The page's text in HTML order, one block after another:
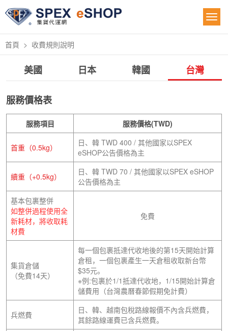
首頁 收費規則說明
美國 日本 韓國 台灣
服務價格表
服務項目 服務價格(TWD)
首重（0.5kg）
日、韓 TWD 400 / 其他國家以SPEX
eSHOP公告價格為主
續重（+0.5kg）
日、韓 TWD 70 / 其他國家以SPEX eSHOP
公告價格為主
基本包裹整併
如整併過程使用全
新耗材，將收取耗
材費
免費
集貨倉儲
（免費14天）
每一個包裹抵達代收地後的第15天開始計算
倉租，一個包裹產生一天倉租收取新台幣
$35元。
※例:包裹於1/1抵達代收地，1/15開始計算倉
儲費用（台灣農曆春節假期免計費）
兵燃費
日、韓、越南包稅路線報價不內含兵燃費，
其餘路線運費已含兵燃費。